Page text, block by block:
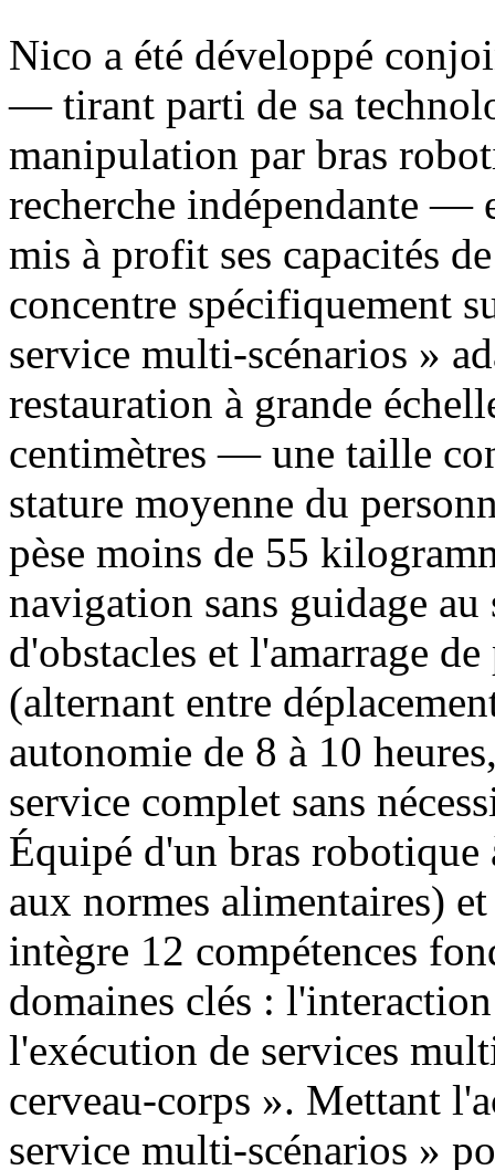
Nico a été développé
— tirant parti de sa
manipulation par bras
recherche indépendante —
mis à profit ses capacités
concentre spécifiquement
service multi-scénarios »
restauration à grande
centimètres — une taille
stature moyenne du
pèse moins de 55
navigation sans guidage
d'obstacles et l'amarrage
(alternant entre
autonomie de 8 à 10
service complet sans
Équipé d'un bras
aux normes alimentaires)
intègre 12 compétences
domaines clés :
l'exécution de services
cerveau-corps ». Mettant
service multi-scénarios »